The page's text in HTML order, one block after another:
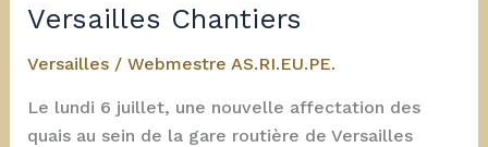
Versailles Chantiers
Versailles/ Webmestre AS.RI.EU.PE.
Le lundi 6 juillet, une nouvelle affectation des
quais au sein de la gare routière de Versailles